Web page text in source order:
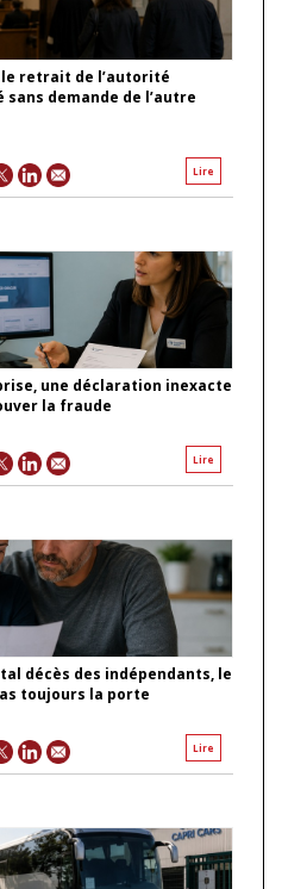
retrait de l’autorité
demande de l’autre
Lire
une déclaration inexacte
la fraude
Lire
décès des indépendants, le
toujours la porte
Lire